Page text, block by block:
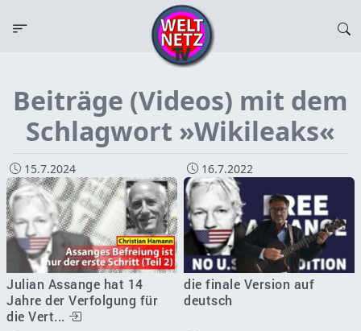
Beiträge (Videos) mit dem
Schlagwort »Wikileaks«
15.7.2024
Julian Assange hat 14
Jahre der Verfolgung für
die Vert...
16.7.2022
die finale Version auf
deutsch